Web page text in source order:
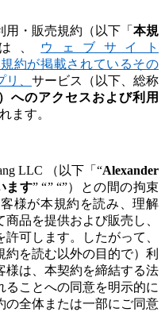
用・販売規約（以下「 本規
、
ウェブサイト
規約が掲載されているその
、 サービス（以下、総称
へのアクセスおよび利用
ます。
LLC （以下「“Alexander
ます” “” “”）との間の拘束
様が本規約を読み、理解
品を提供および販売し、
可します。したがって、
を読む以外の目的で）利
様は、本契約を締結する法
ることへの同意を明示的に
の全体または一部にご同意